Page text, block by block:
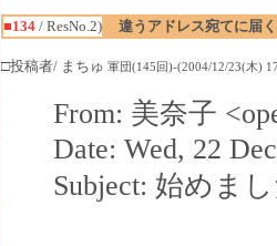
■134 / ResNo.2) 違うアドレス宛てに届く
□投稿者/ まちゅ 軍団(145回)-(2004/12/23(木)
From: 美奈子
Date: Wed, 22
Subject: 始めま